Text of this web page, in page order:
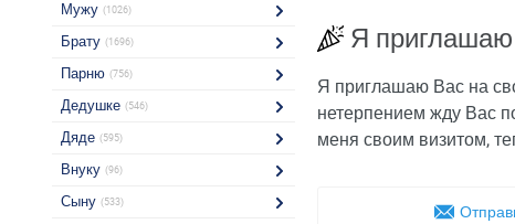
Мужу (1026)
Брату (1696)
Парню (756)
Дедушке (546)
Дяде (595)
Внуку (96)
Сыну (533)
Я
Я приглашаю Вас на
нетерпением жду Вас
меня своим визитом,